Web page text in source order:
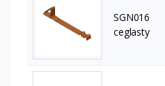
SGN016
ceglasty